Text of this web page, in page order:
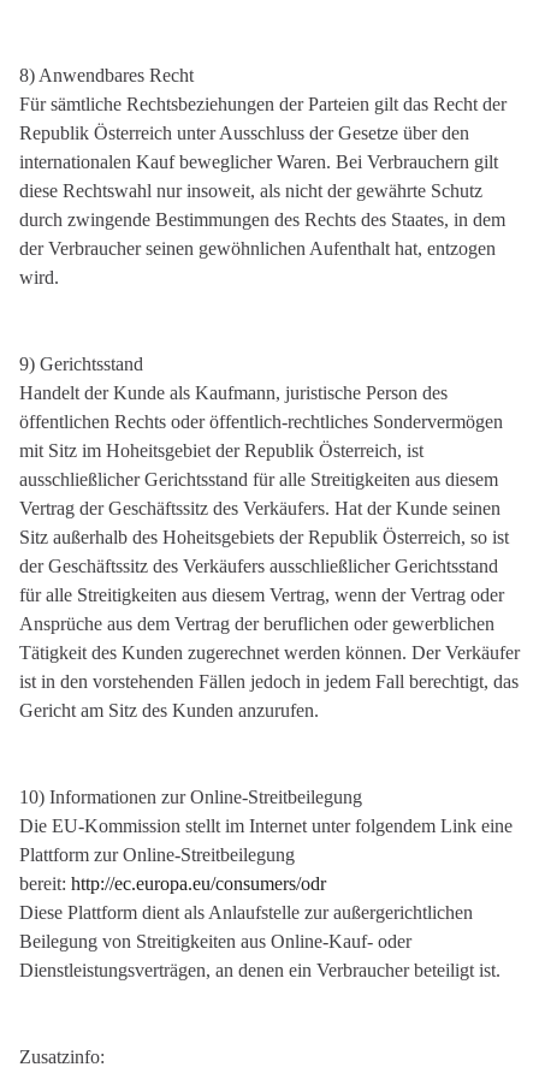
8) Anwendbares Recht
Für sämtliche Rechtsbeziehungen der Parteien gilt das Recht der
Republik Österreich unter Ausschluss der Gesetze über den
internationalen Kauf beweglicher Waren. Bei Verbrauchern gilt
diese Rechtswahl nur insoweit, als nicht der gewährte Schutz
durch zwingende Bestimmungen des Rechts des Staates, in dem
der Verbraucher seinen gewöhnlichen Aufenthalt hat, entzogen
wird.
9) Gerichtsstand
Handelt der Kunde als Kaufmann, juristische Person des
öffentlichen Rechts oder öffentlich-rechtliches Sondervermögen
mit Sitz im Hoheitsgebiet der Republik Österreich, ist
ausschließlicher Gerichtsstand für alle Streitigkeiten aus diesem
Vertrag der Geschäftssitz des Verkäufers. Hat der Kunde seinen
Sitz außerhalb des Hoheitsgebiets der Republik Österreich, so ist
der Geschäftssitz des Verkäufers ausschließlicher Gerichtsstand
für alle Streitigkeiten aus diesem Vertrag, wenn der Vertrag oder
Ansprüche aus dem Vertrag der beruflichen oder gewerblichen
Tätigkeit des Kunden zugerechnet werden können. Der Verkäufer
ist in den vorstehenden Fällen jedoch in jedem Fall berechtigt, das
Gericht am Sitz des Kunden anzurufen.
10) Informationen zur Online-Streitbeilegung
Die EU-Kommission stellt im Internet unter folgendem Link eine
Plattform zur Online-Streitbeilegung
bereit: http://ec.europa.eu/consumers/odr
Diese Plattform dient als Anlaufstelle zur außergerichtlichen
Beilegung von Streitigkeiten aus Online-Kauf- oder
Dienstleistungsverträgen, an denen ein Verbraucher beteiligt ist.
Zusatzinfo: